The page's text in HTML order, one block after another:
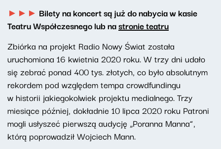
►►► Bilety na koncert są już do nabycia w kasie
Teatru Współczesnego lub nastronie teatru
Zbiórka na projekt Radio Nowy Świat została
uruchomiona 16 kwietnia 2020 roku. W trzy dni udało
się zebrać ponad 400 tys. złotych, co było absolutnym
rekordem pod względem tempa crowdfundingu
w historii jakiegokolwiek projektu medialnego. Trzy
miesiące później, dokładnie 10 lipca 2020 roku Patroni
mogli usłyszeć pierwszą audycję „Poranna Manna”,
którą poprowadził Wojciech Mann.